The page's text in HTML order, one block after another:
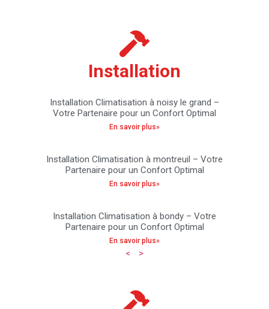
Installation
Installation Climatisation à noisy le grand –
Votre Partenaire pour un Confort Optimal
En savoir plus»
Installation Climatisation à montreuil – Votre
Partenaire pour un Confort Optimal
En savoir plus»
Installation Climatisation à bondy – Votre
Partenaire pour un Confort Optimal
En savoir plus»
< >